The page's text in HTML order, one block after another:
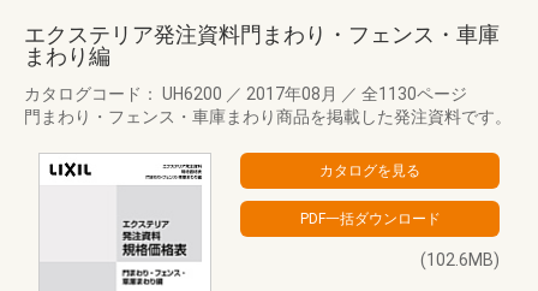
エクステリア発注資料門まわり・フェンス・車庫
まわり編
カタログコード： UH6200 ／ 2017年08月 ／ 全1130ページ
門まわり・フェンス・車庫まわり商品を掲載した発注資料です。
(102.6MB)